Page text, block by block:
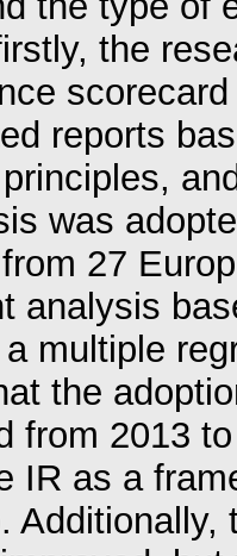
the
reports
was
27
analysis
multiple
the
from 2013
IR as a